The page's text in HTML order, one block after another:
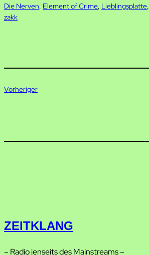
Die Nerven, Element of Crime, Lieblingsplatte,
zakk
Vorheriger
ZEITKLANG
– Radio jenseits des Mainstreams –